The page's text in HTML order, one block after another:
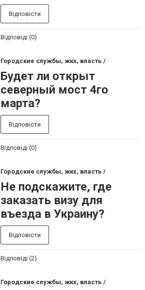
Відповісти
Відповіді (0)
Городские службы, жкх, власть /
Будет ли открыт
северный мост 4го
марта?
Відповісти
Відповіді (0)
Городские службы, жкх, власть /
Не подскажите, где
заказать визу для
въезда в Украину?
Відповісти
Відповіді (2)
Городские службы, жкх, власть /